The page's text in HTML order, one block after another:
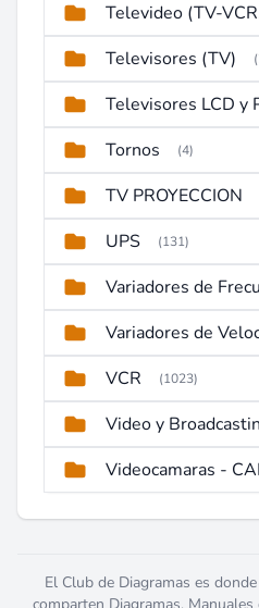
Televisores (TV)
Televisores LCD y
Tornos (4)
TV PROYECCION
UPS (131)
Variadores de
Variadores de
VCR (1023)
Video y
Videocamaras -
El Club de Diagramas es